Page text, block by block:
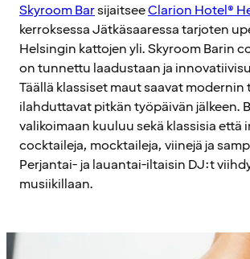
Skyroom BarsijaitseeClarion Hotel®
kerroksessa Jätkäsaaressa tarjoten
Helsingin kattojen yli. Skyroom Barin
on tunnettu laadustaan ja
Täällä klassiset maut saavat
ilahduttavat pitkän työpäivän jälkeen.
valikoimaan kuuluu sekä klassisia että
cocktaileja, mocktaileja, viinejä ja
Perjantai- ja lauantai-iltaisin DJ:t
musiikillaan.